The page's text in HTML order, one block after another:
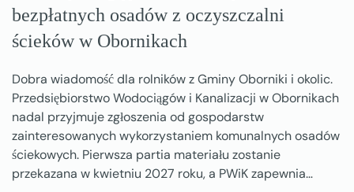
bezpłatnych osadów z oczyszczalni
ścieków w Obornikach
Dobra wiadomość dla rolników z Gminy Oborniki i okolic.
Przedsiębiorstwo Wodociągów i Kanalizacji w Obornikach
nadal przyjmuje zgłoszenia od gospodarstw
zainteresowanych wykorzystaniem komunalnych osadów
ściekowych. Pierwsza partia materiału zostanie
przekazana w kwietniu 2027 roku, a PWiK zapewnia…